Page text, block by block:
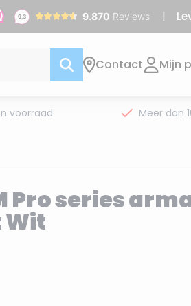
Contact Mijn
voorraad Meer dan
Pro series